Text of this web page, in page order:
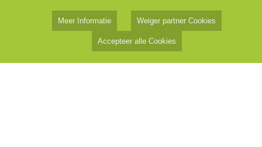
Meer Informatie Weiger partner Cookies
Accepteer alle Cookies